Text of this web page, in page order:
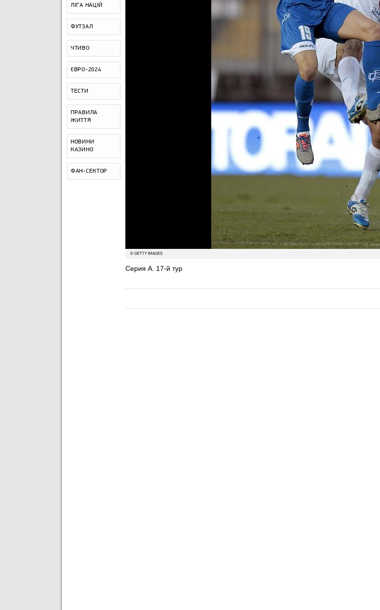
ЛІГА НАЦІЙ
ФУТЗАЛ
ЧТИВО
ЄВРО-2024
ТЕСТИ
ПРАВИЛА
ЖИТТЯ
НОВИНИ
КАЗИНО
ФАН-СЕКТОР
© GETTY IMAGES
Серия А. 17-й тур